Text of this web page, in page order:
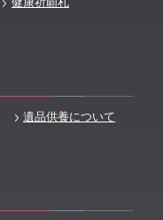
遺品供養について